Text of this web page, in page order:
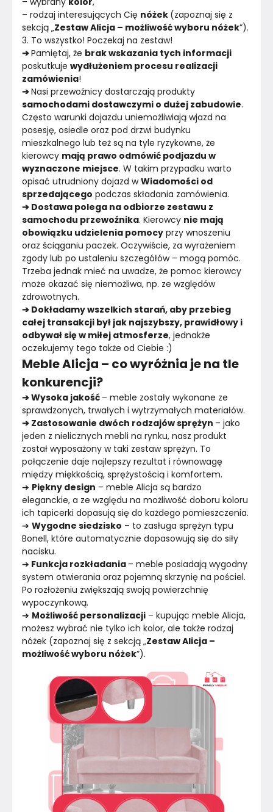
– rodzaj interesujących Cię nóżek (zapoznaj się z
sekcją „Zestaw Alicja – możliwość wyboru nóżek”).
3. To wszystko! Poczekaj na zestaw!
➔ Pamiętaj, że brak wskazania tych informacji
poskutkuje wydłużeniem procesu realizacji
zamówienia!
➔ Nasi przewoźnicy dostarczają produkty
samochodami dostawczymi o dużej zabudowie.
Często warunki dojazdu uniemożliwiają wjazd na
posesję, osiedle oraz pod drzwi budynku
mieszkalnego lub też są na tyle ryzykowne, że
kierowcy mają prawo odmówić podjazdu w
wyznaczone miejsce. W takim przypadku warto
opisać utrudniony dojazd w Wiadomości od
sprzedającego podczas składania zamówienia.
➔ Dostawa polega na odbiorze zestawu z
samochodu przewoźnika. Kierowcy nie mają
obowiązku udzielenia pomocy przy wnoszeniu
oraz ściąganiu paczek. Oczywiście, za wyrażeniem
zgody lub po ustaleniu szczegółów – mogą pomóc.
Trzeba jednak mieć na uwadze, że pomoc kierowcy
może okazać się niemożliwa, np. ze względów
zdrowotnych.
➔ Dokładamy wszelkich starań, aby przebieg
całej transakcji był jak najszybszy, prawidłowy i
odbywał się w miłej atmosferze, jednakże
oczekujemy tego także od Ciebie :)
Meble Alicja – co wyróżnia je na tle
konkurencji?
➔ Wysoka jakość – meble zostały wykonane ze
sprawdzonych, trwałych i wytrzymałych materiałów.
➔ Zastosowanie dwóch rodzajów sprężyn – jako
jeden z nielicznych mebli na rynku, nasz produkt
został wyposażony w taki zestaw sprężyn. To
połączenie daje najlepszy rezultat i równowagę
między miękkością, sprężystością i komfortem.
➔ Piękny design – meble Alicja są bardzo
eleganckie, a ze względu na możliwość doboru koloru
ich tapicerki dopasują się do każdego pomieszczenia.
➔ Wygodne siedzisko – to zasługa sprężyn typu
Bonell, które automatycznie dopasowują się do siły
nacisku.
➔ Funkcja rozkładania – meble posiadają wygodny
system otwierania oraz pojemną skrzynię na pościel.
Po rozłożeniu zwiększają swoją powierzchnię
wypoczynkową.
➔ Możliwość personalizacji – kupując meble Alicja,
możesz wybrać nie tylko ich kolor, ale także rodzaj
nóżek (zapoznaj się z sekcją „Zestaw Alicja –
możliwość wyboru nóżek”).